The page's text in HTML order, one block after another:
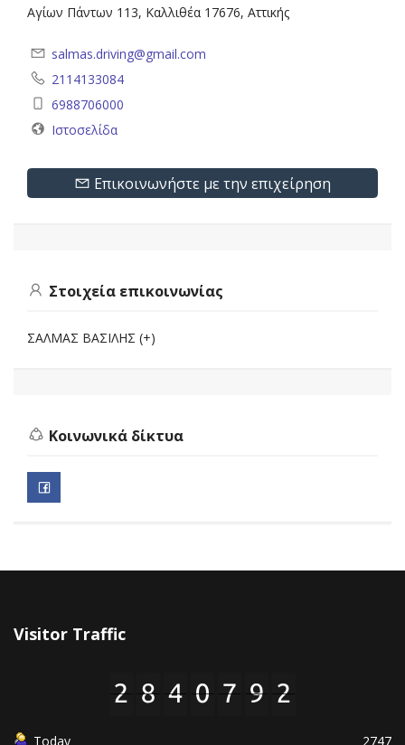
Αγίων Πάντων 113, Καλλιθέα 17676, Αττικής
salmas.driving@gmail.com
2114133084
6988706000
Ιστοσελίδα
Επικοινωνήστε με την επιχείρηση
Στοιχεία επικοινωνίας
ΣΑΛΜΑΣ ΒΑΣΙΛΗΣ (+)
Κοινωνικά δίκτυα
Visitor Traffic
Today 2747